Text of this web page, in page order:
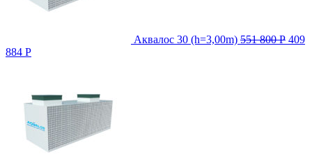
Аквалос 30 (h=3,00m) 551 800Р 409
884 Р